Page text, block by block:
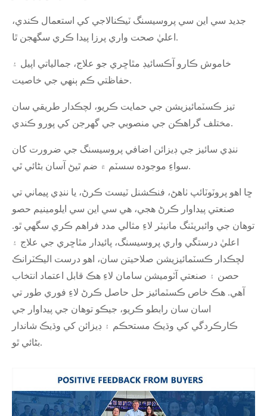
جديد سي اين سي پروسيسنگ ٽيڪنالاجي کي استعمال ڪندي،
اعليٰ صحت واري پرزا پيدا ڪري سگهجن ٿا.
خاموش ڪارو آڪسائيڊ مٿاڇري جو علاج، جمالياتي اپيل ۽
حفاظتي ڪم ٻنهي جي خاصيت.
تيز ڪسٽمائيزيشن جي حمايت ڪريو، لچڪدار طريقي سان
مختلف گراهڪن جي منصوبي جي گهرجن کي پورو ڪندي.
ننڍي سائيز جي ڊيزائن اضافي پروسيسنگ جي ضرورت کان
سواءِ موجوده سسٽم ۾ ضم ٿيڻ آسان بڻائي ٿي.
ڇا اهو پروٽوٽائپ ٺاهڻ، فنڪشنل ٽيسٽ ڪرڻ، يا ننڍي پيماني تي
صنعتي پيداوار ڪرڻ هجي، هي سي اين سي ايلومينيم حصو
توهان جي وائبريٽنگ مانيٽر لاءِ مثالي مدد فراهم ڪري سگهي ٿو.
اعليٰ درستگي واري پروسيسنگ، پائيدار مٿاڇري جي علاج ۽
لچڪدار ڪسٽمائيزيشن صلاحيتن سان، اهو درست اليڪٽرانڪ
حصن ۽ صنعتي آٽوميشن سامان لاءِ هڪ قابل اعتماد انتخاب
آهي. هڪ خاص ڪسٽمائيز حل حاصل ڪرڻ لاءِ فوري طور تي
اسان سان رابطو ڪريو، جيڪو توهان جي پيداوار جي
ڪارڪردگي کي وڌيڪ مستحڪم ۽ ڊيزائن کي وڌيڪ شاندار
بڻائي ٿو.